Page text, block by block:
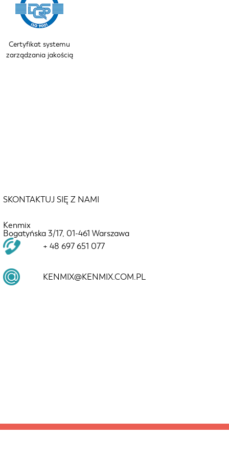
Certyfikat systemu
zarządzania jakością
SKONTAKTUJ SIĘ Z NAMI
Kenmix
Bogatyńska 3/17, 01-461 Warszawa
+ 48 697 651 077
KENMIX@KENMIX.COM.PL